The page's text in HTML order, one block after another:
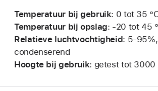
Temperatuur bij gebruik: 0 tot 35
Temperatuur bij opslag: ‑20 tot 45
Relatieve luchtvochtigheid: 5-
condenserend
Hoogte bij gebruik: getest tot 3000